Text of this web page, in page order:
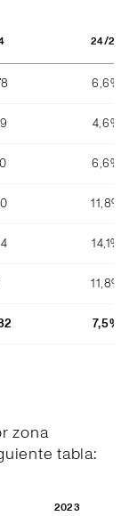
24/23
6,6%
4,6%
6,6%
11,8%
14,1%
11,8%
7,5%
zona
tabla:
2023